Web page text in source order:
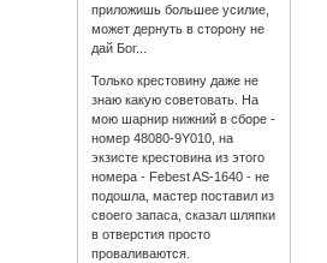
приложишь большее усилие,
может дернуть в сторону не
дай Бог...
Только крестовину даже не
знаю какую советовать. На
мою шарнир нижний в сборе -
номер 48080-9Y010, на
экзисте крестовина из этого
номера - Febest AS-1640 - не
подошла, мастер поставил из
своего запаса, сказал шляпки
в отверстия просто
проваливаются.